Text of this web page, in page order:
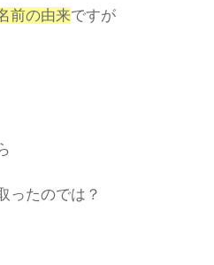
前の由来ですが
ったのでは？